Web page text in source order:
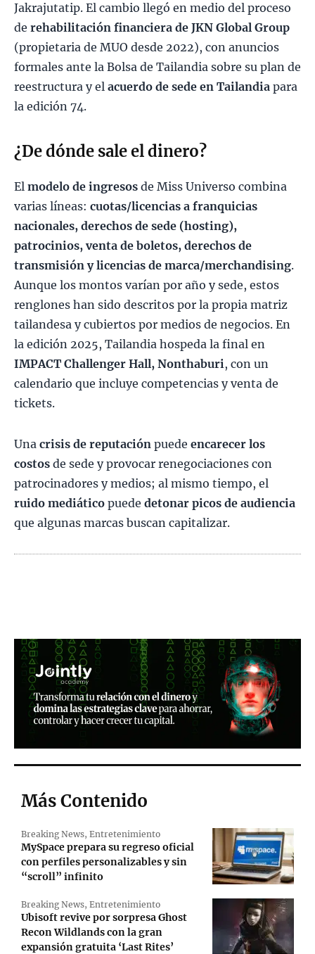
Jakrajutatip. El cambio llegó en medio del proceso
de rehabilitación financiera de JKN Global Group
(propietaria de MUO desde 2022), con anuncios
formales ante la Bolsa de Tailandia sobre su plan de
reestructura y el acuerdo de sede en Tailandia para
la edición 74.
¿De dónde sale el dinero?
El modelo de ingresos de Miss Universo combina
varias líneas: cuotas/licencias a franquicias
nacionales, derechos de sede (hosting),
patrocinios, venta de boletos, derechos de
transmisión y licencias de marca/merchandising.
Aunque los montos varían por año y sede, estos
renglones han sido descritos por la propia matriz
tailandesa y cubiertos por medios de negocios. En
la edición 2025, Tailandia hospeda la final en
IMPACT Challenger Hall, Nonthaburi , con un
calendario que incluye competencias y venta de
tickets.
Una crisis de reputación puede encarecer los
costos de sede y provocar renegociaciones con
patrocinadores y medios; al mismo tiempo, el
ruido mediático puede detonar picos de audiencia
que algunas marcas buscan capitalizar.
Más Contenido
Breaking News, Entretenimiento
MySpace prepara su regreso oficial
con perfiles personalizables y sin
“scroll” infinito
Breaking News, Entretenimiento
Ubisoft revive por sorpresa Ghost
Recon Wildlands con la gran
expansión gratuita ‘Last Rites’